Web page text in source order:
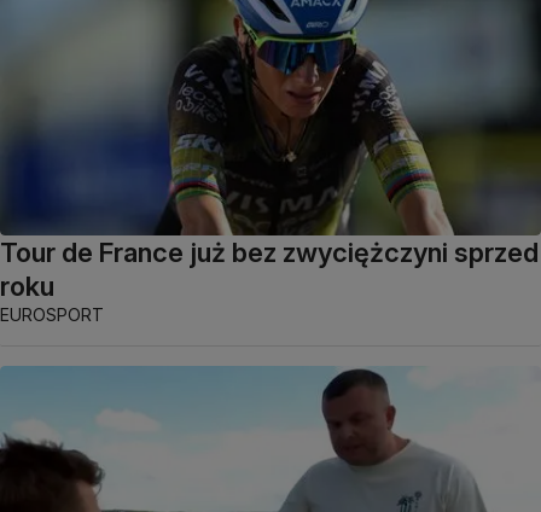
Tour de France już bez zwyciężczyni sprzed
roku
EUROSPORT